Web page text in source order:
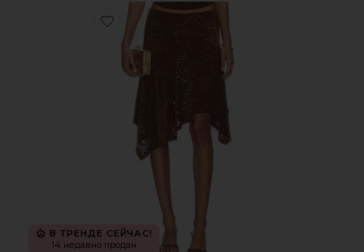
Favorite ЮБКА HAMPTONS MIDI
В ТРЕНДЕ СЕЙЧАС!
14 недавно продан